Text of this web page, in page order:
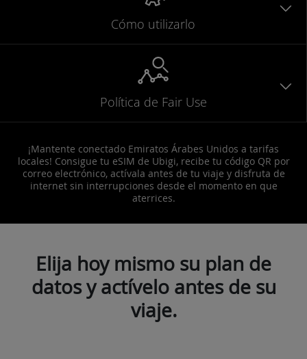
Cómo utilizarlo
Política de Fair Use
¡Mantente conectado Emiratos Árabes Unidos a tarifas
locales! Consigue tu eSIM de Ubigi, recibe tu código QR por
correo electrónico, actívala antes de tu viaje y disfruta de
internet sin interrupciones desde el momento en que
aterrices.
Elija hoy mismo su plan de
datos y actívelo antes de su
viaje.